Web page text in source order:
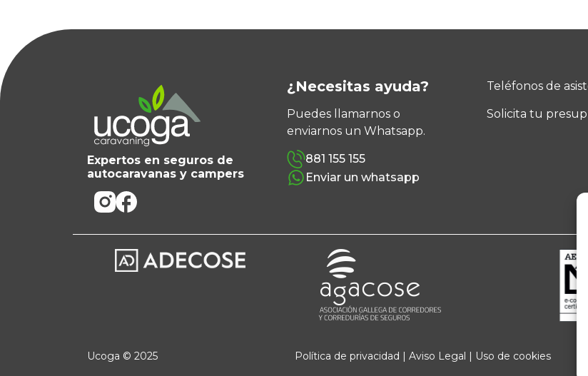
¿Necesitas ayuda?
Expertos en seguros de
autocaravanas y campers
¿Necesitas ayuda?
Puedes llamarnos o
enviarnos un Whatsapp.
881 155 155
Enviar un whatsapp
Teléfonos de
Solicita tu
Ucoga © 2025 Política de privacidad |Aviso Legal | Uso de cookies